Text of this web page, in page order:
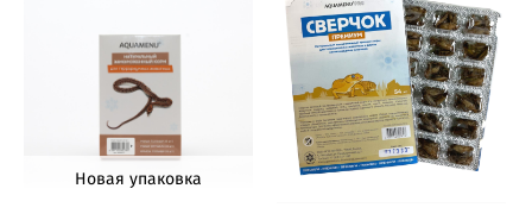
Новая упаковка